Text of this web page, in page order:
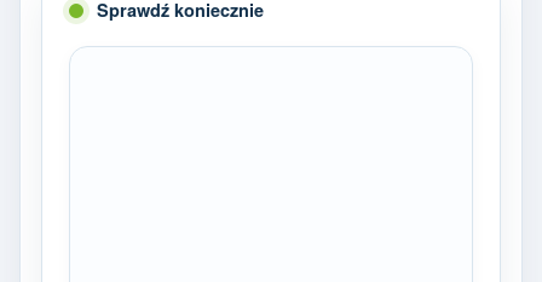
Sprawdź koniecznie